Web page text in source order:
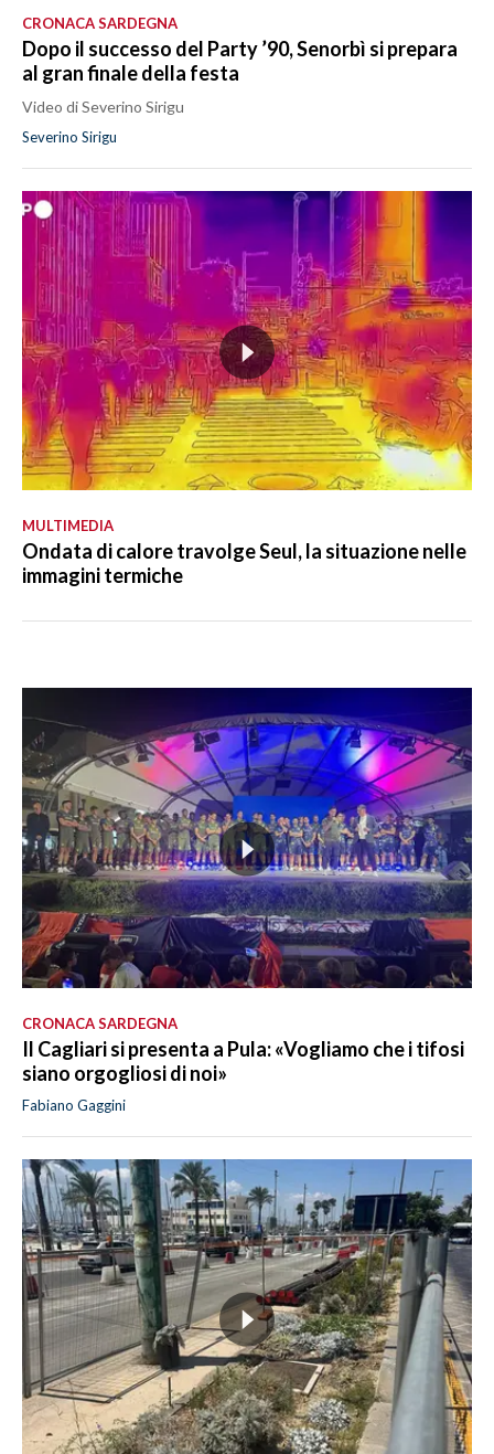
CRONACA SARDEGNA
Dopo il successo del Party ’90, Senorbì si prepara
al gran finale della festa
Video di Severino Sirigu
Severino Sirigu
MULTIMEDIA
Ondata di calore travolge Seul, la situazione nelle
immagini termiche
CRONACA SARDEGNA
Il Cagliari si presenta a Pula: «Vogliamo che i tifosi
siano orgogliosi di noi»
Fabiano Gaggini